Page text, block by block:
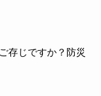
存じですか？防災